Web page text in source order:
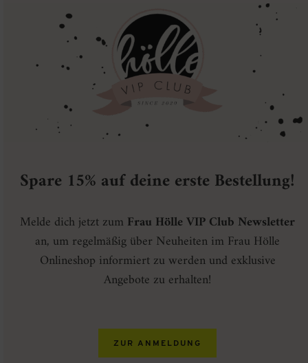
Spare 15% auf deine erste Bestellung!
Melde dich jetzt zum Frau Hölle VIP Club Newsletter
an, um regelmäßig über Neuheiten im Frau Hölle
Onlineshop informiert zu werden und exklusive
Angebote zu erhalten!
ZUR ANMELDUNG